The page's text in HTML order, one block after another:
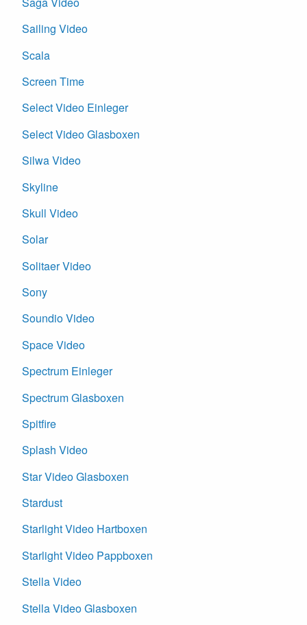
Sailing Video
Scala
Screen Time
Select Video Einleger
Select Video Glasboxen
Silwa Video
Skyline
Skull Video
Solar
Solitaer Video
Sony
Soundio Video
Space Video
Spectrum Einleger
Spectrum Glasboxen
Spitfire
Splash Video
Star Video Glasboxen
Stardust
Starlight Video Hartboxen
Starlight Video Pappboxen
Stella Video
Stella Video Glasboxen